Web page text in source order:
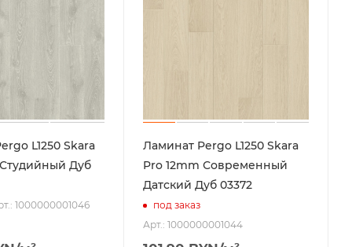
L1250 Skara
1000000001046
Ламинат Pergo L1250 Skara
Pro 12mm Современный
Датский Дуб 03372
под заказ
Арт.: 1000000001044